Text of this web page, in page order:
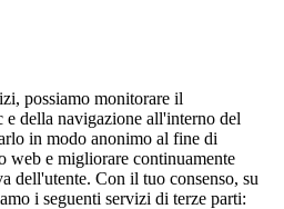
possiamo monitorare il
e della navigazione all'interno del
in modo anonimo al fine di
web e migliorare continuamente
dell'utente. Con il tuo consenso, su
i seguenti servizi di terze parti: